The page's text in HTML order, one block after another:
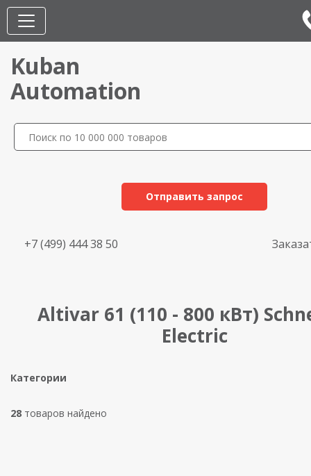
Kuban
Automation
Отправить запрос
+7 (499) 444 38 50
Altivar 61 (110 - 800 кВт)
Electric
Категории
28 товаров найдено